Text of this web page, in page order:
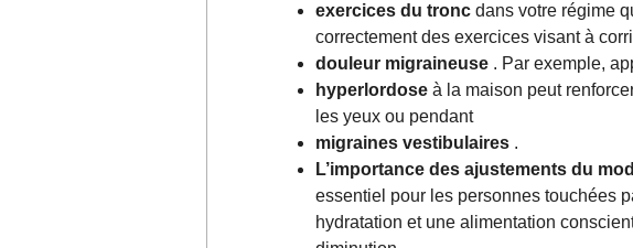
exercices du tronc dans votre régime
correctement des exercices visant à
douleur migraineuse . Par exemple,
hyperlordose à la maison peut
les yeux ou pendant
migraines vestibulaires .
L’importance des ajustements du
essentiel pour les personnes touchées
hydratation et une alimentation